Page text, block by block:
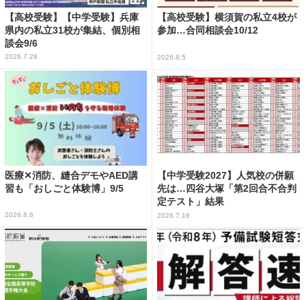
【高校受験】【中学受験】兵庫
県内の私立31校が集結、個別相
談会9/6
2026.7.28
【高校受験】横須賀の私立4校が
参加…合同相談会10/12
2026.8.5
医療✕消防、縫合デモやAED講
習も「おしごと体験博」9/5
2026.8.6
【中学受験2027】人気校の併願
先は…四谷大塚「第2回合不合判
定テスト」結果
2026.7.16